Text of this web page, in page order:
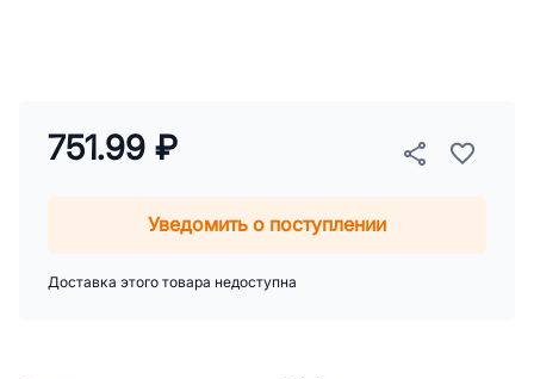
751.99 ₽
Уведомить о поступлении
Доставка этого товара недоступна